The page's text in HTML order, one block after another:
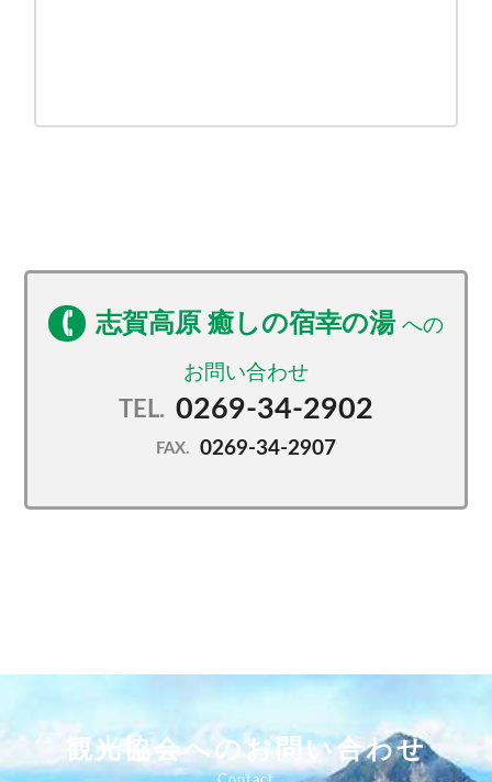
志賀高原 癒しの宿幸の湯
TEL. 0269-34-2902
FAX. 0269-34-2907
観光協会へのお問い合わせ